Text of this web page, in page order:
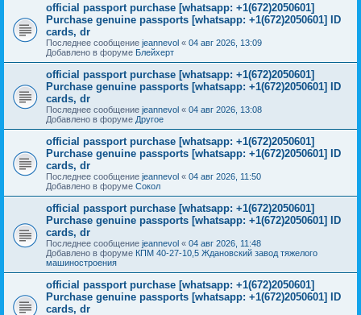
official passport purchase [whatsapp: +1(672)2050601]
Purchase genuine passports [whatsapp: +1(672)2050601] ID
cards, dr
Последнее сообщение jeannevol « 04 авг 2026, 13:09
Добавлено в форуме Блейхерт
official passport purchase [whatsapp: +1(672)2050601]
Purchase genuine passports [whatsapp: +1(672)2050601] ID
cards, dr
Последнее сообщение jeannevol « 04 авг 2026, 13:08
Добавлено в форуме Другое
official passport purchase [whatsapp: +1(672)2050601]
Purchase genuine passports [whatsapp: +1(672)2050601] ID
cards, dr
Последнее сообщение jeannevol « 04 авг 2026, 11:50
Добавлено в форуме Сокол
official passport purchase [whatsapp: +1(672)2050601]
Purchase genuine passports [whatsapp: +1(672)2050601] ID
cards, dr
Последнее сообщение jeannevol « 04 авг 2026, 11:48
Добавлено в форуме КПМ 40-27-10,5 Ждановский завод тяжелого
машиностроения
official passport purchase [whatsapp: +1(672)2050601]
Purchase genuine passports [whatsapp: +1(672)2050601] ID
cards, dr